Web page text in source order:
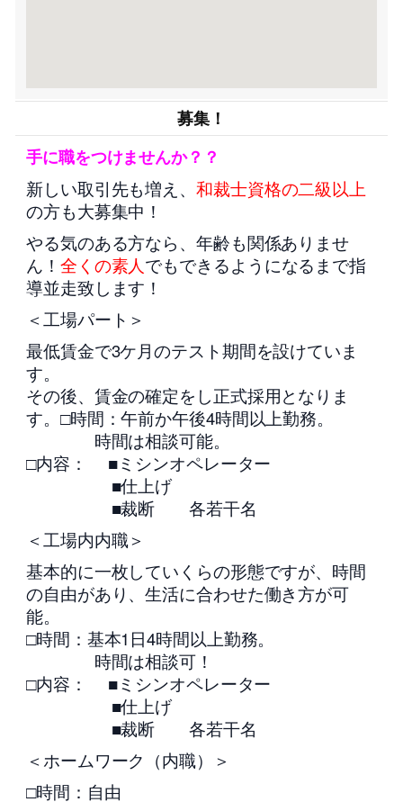
募集！
手に職をつけませんか？？
新しい取引先も増え、 和裁士資格の二級以上
の方も大募集中！
やる気のある方なら、年齢も関係ありませ
ん！ 全くの素人でもできるようになるまで指
導並走致します！
＜工場パート＞
最低賃金で3ケ月のテスト期間を設けていま
す。
その後、賃金の確定をし正式採用となりま
す。□時間：午前か午後4時間以上勤務。
時間は相談可能。
□内容： ■ミシンオペレーター
■仕上げ
■裁断 各若干名
＜工場内内職＞
基本的に一枚していくらの形態ですが、時間
の自由があり、生活に合わせた働き方が可
能。
□時間：基本1日4時間以上勤務。
時間は相談可！
□内容： ■ミシンオペレーター
■仕上げ
■裁断 各若干名
＜ホームワーク（内職）＞
□時間：自由